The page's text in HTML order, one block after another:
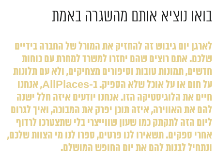
בואו נוציא אותם מהשגרה באמת
לארגן יום גיבוש זה להחזיק את המורל של החברה בידיים
שלכם. אתם רוצים שהם יחזרו למשרד למחרת עם כוחות
חדשים, תמונות טובות וסיפורים מצחיקים, ולא עם תלונות
על חום או על אוכל שלא הספיק. ב-AllPlaces, אנחנו
חיים את הלוגיסטיקה הזו. אנחנו יודעים איזה חלל ישנה
להם את האווירה, איזה תוכן יפרק את המבוכה, ואיך לגרום
ליום הזה לתקתק כמו שעון שווייצרי בלי שתצטרכו לרדוף
אחרי ספקים. תשאירו לנו פרטים, ספרו לנו מי הצוות שלכם,
ונתחיל לבנות להם את יום החופש המושלם.